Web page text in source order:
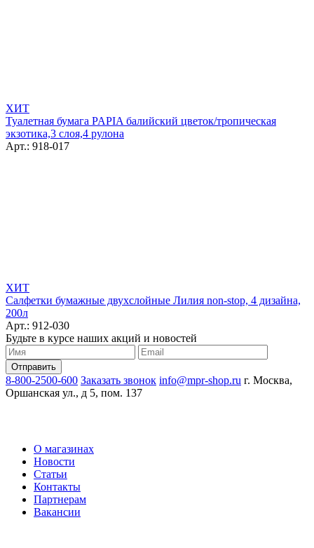
ХИТ
Туалетная бумага PAPIA балийский цветок/тропическая
экзотика,3 слоя,4 рулона
Арт.: 918-017
ХИТ
Салфетки бумажные двухслойные Лилия non-stop, 4 дизайна,
200л
Арт.: 912-030
Будьте в курсе наших акций и новостей
8-800-2500-600 Заказать звонок info@mpr-shop.ru г. Москва,
Оршанская ул., д 5, пом. 137
О магазинах
Новости
Статьи
Контакты
Партнерам
Вакансии